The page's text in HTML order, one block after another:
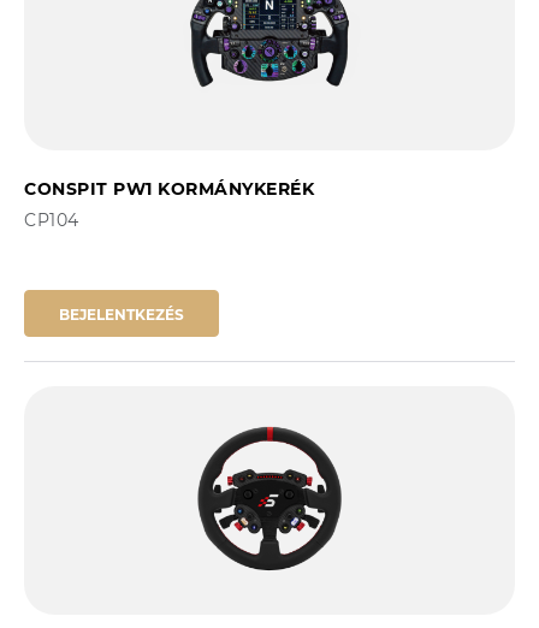
CONSPIT PW1 KORMÁNYKERÉK
CP104
BEJELENTKEZÉS